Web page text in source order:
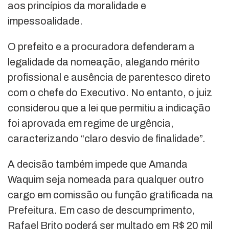
aos princípios da moralidade e
impessoalidade.
O prefeito e a procuradora defenderam a
legalidade da nomeação, alegando mérito
profissional e ausência de parentesco direto
com o chefe do Executivo. No entanto, o juiz
considerou que a lei que permitiu a indicação
foi aprovada em regime de urgência,
caracterizando “claro desvio de finalidade”.
A decisão também impede que Amanda
Waquim seja nomeada para qualquer outro
cargo em comissão ou função gratificada na
Prefeitura. Em caso de descumprimento,
Rafael Brito poderá ser multado em R$ 20 mil